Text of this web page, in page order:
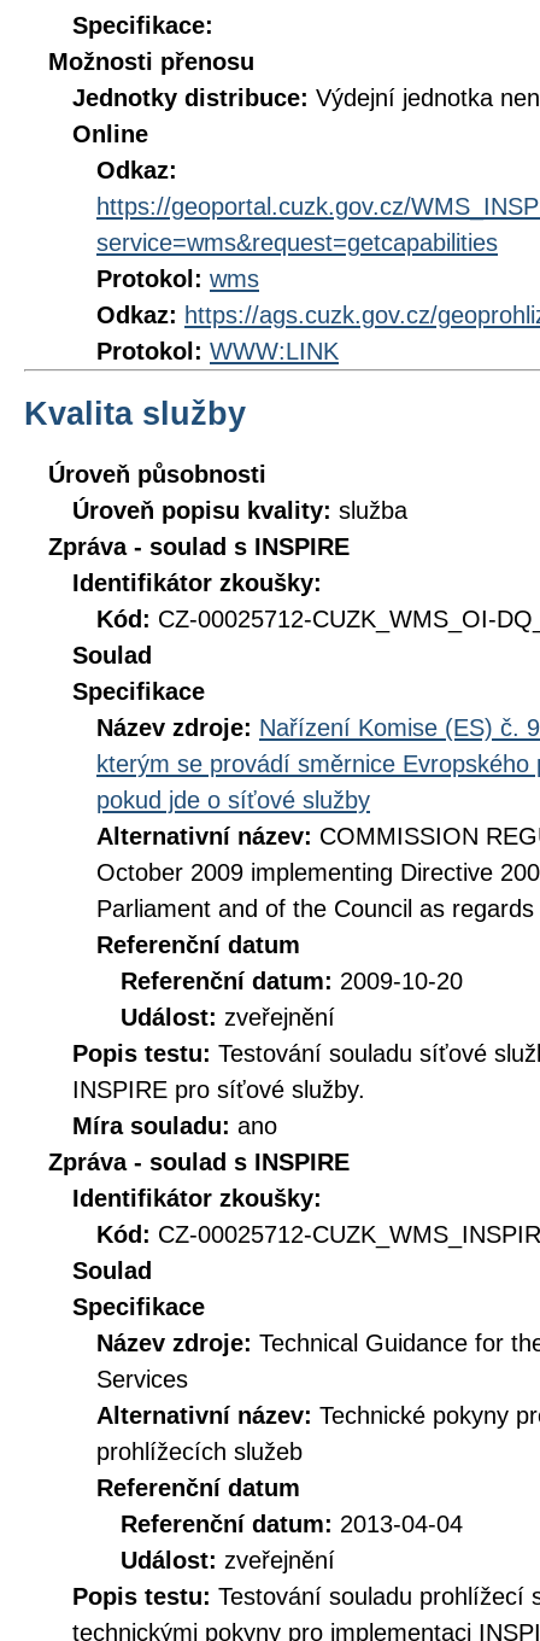
Specifikace:
Možnosti přenosu
Jednotky distribuce: Výdejní jednotka
Online
Odkaz:
https://geoportal.cuzk.gov.cz/
service=wms&request=getcapabilities
Protokol: wms
Odkaz: https://ags.cuzk.gov.cz/
Protokol: WWW:LINK
Kvalita služby
Úroveň působnosti
Úroveň popisu kvality: služba
Zpráva - soulad s INSPIRE
Identifikátor zkoušky:
Kód: CZ-00025712-CUZK_WMS_OI-
Soulad
Specifikace
Název zdroje: Nařízení Komise (ES) č.
kterým se provádí směrnice
pokud jde o síťové služby
Alternativní název: COMMISSION
October 2009 implementing Directive
Parliament and of the Council as
Referenční datum
Referenční datum: 2009-10-20
Událost: zveřejnění
Popis testu: Testování souladu síťové
INSPIRE pro síťové služby.
Míra souladu: ano
Zpráva - soulad s INSPIRE
Identifikátor zkoušky:
Kód: CZ-00025712-
Soulad
Specifikace
Název zdroje: Technical Guidance for
Services
Alternativní název: Technické pokyny
prohlížecích služeb
Referenční datum
Referenční datum: 2013-04-04
Událost: zveřejnění
Popis testu: Testování souladu prohlížecí
technickými pokyny pro implementaci